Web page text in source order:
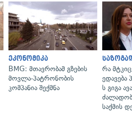
ეკონომიკა
BMG: მთავრობამ გზების
მოვლა-პატრონობის
კომპანია შექმნა
რა
ედავება
ს გიგა
საქმის